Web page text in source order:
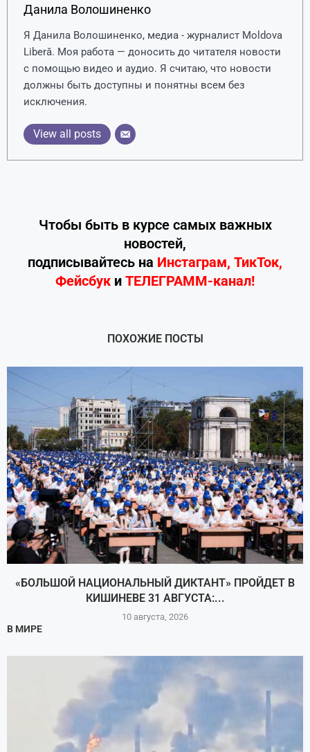
Данила Волошиненко
Я Данила Волошиненко, медиа - журналист Moldova
Liberă. Моя работа — доносить до читателя новости
с помощью видео и аудио. Я считаю, что новости
должны быть доступны и понятны всем без
исключения.
View all posts
Чтобы быть в курсе самых важных
новостей,
подписывайтесь на Инстаграм, ТикТок,
Фейсбук и ТЕЛЕГРАММ-канал!
ПОХОЖИЕ ПОСТЫ
«БОЛЬШОЙ НАЦИОНАЛЬНЫЙ ДИКТАНТ» ПРОЙДЕТ В
КИШИНЕВЕ 31 АВГУСТА:...
10 августа, 2026
В МИРЕ